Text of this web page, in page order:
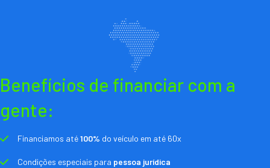
Benefícios de financiar com a
gente:
Financiamos até100% do veículo em até 60x
Condições especiais para pessoa jurídica